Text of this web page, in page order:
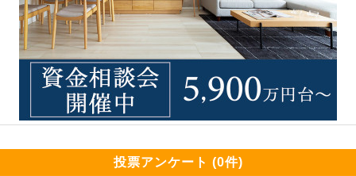
投票アンケート (0件)